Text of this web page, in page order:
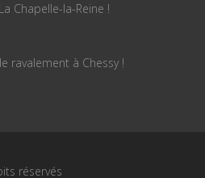
Chapelle-la-Reine !
ravalement à Chessy !
réservés